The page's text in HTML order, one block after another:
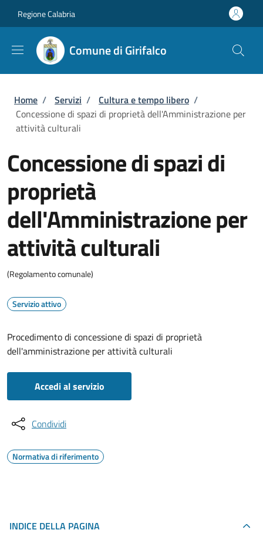
Regione Calabria
Comune di Girifalco
Briciole di pane
Home / Servizi / Cultura e tempo libero /
Concessione di spazi di proprietà dell'Amministrazione per
attività culturali
Concessione di spazi di
proprietà
dell'Amministrazione per
attività culturali
(Regolamento comunale)
Servizio attivo
Procedimento di concessione di spazi di proprietà
dell'amministrazione per attività culturali
Accedi al servizio
Condividi
Normativa di riferimento
INDICE DELLA PAGINA